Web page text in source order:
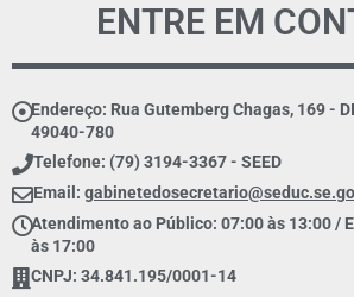
ENTRE EM
Endereço: Rua Gutemberg Chagas, 169 -
49040-780
Telefone: (79) 3194-3367 - SEED
Email:
Atendimento ao Público: 07:00 às 13:00 /
às 17:00
CNPJ: 34.841.195/0001-14